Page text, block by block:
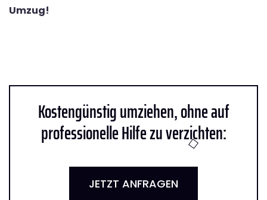
Umzug!
Kostengünstig umziehen, ohne auf
professionelle Hilfe zu verzichten:
JETZT ANFRAGEN